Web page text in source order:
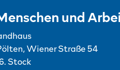
und
Wiener Straße 54
Stock